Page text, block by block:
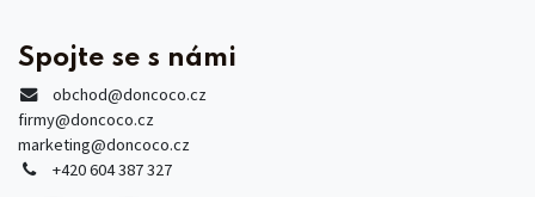
Spojte se s námi
obchod@doncoco.cz
firmy@doncoco.cz
marketing@doncoco.cz
+420 604 387 327